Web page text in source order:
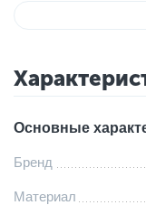
Основные
Бренд
Материал